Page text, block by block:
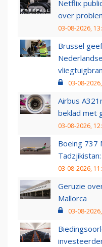
Netflix
over
03-08-2026,
Brussel
03-08-
Airbus
beklad met
03-08-2026,
Boeing 737
03-08-2026,
Geruzie
Mallorca
03-08-